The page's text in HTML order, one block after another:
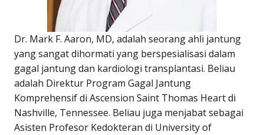
Dr. Mark F. Aaron, MD, adalah seorang ahli jantung
yang sangat dihormati yang berspesialisasi dalam
gagal jantung dan kardiologi transplantasi. Beliau
adalah Direktur Program Gagal Jantung
Komprehensif di Ascension Saint Thomas Heart di
Nashville, Tennessee. Beliau juga menjabat sebagai
Asisten Profesor Kedokteran di University of